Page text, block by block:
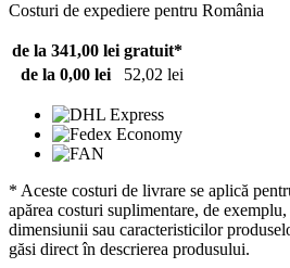
Costuri de expediere pentru România
de la 341,00 lei gratuit*
de la 0,00 lei
52,02 lei
* Aceste costuri de livrare se aplică
apărea costuri suplimentare, de
dimensiunii sau caracteristicilor
găsi direct în descrierea produsului.